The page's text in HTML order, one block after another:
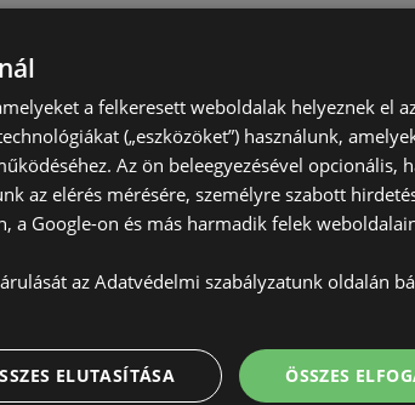
TÁVOLSÁG: 280,83 km
AKCIÓS ÚJSÁGOK: 0
TÁVOLSÁG:
284,98 km
a felkeresett weboldalak helyeznek el
(„eszközöket”) használunk,
Az ön beleegyezésével opcionális,
az elérés mérésére, személyre szabott
a Google-on és más harmadik felek
az Adatvédelmi szabályzatunk oldalán
ÖSSZES
ELUTASÍTÁSA